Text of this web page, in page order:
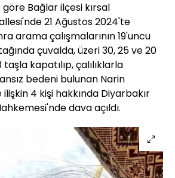
Bağlar ilçesi kırsal
21 Ağustos 2024'te
arama çalışmalarının 19'uncu
çuvalda, üzeri 30, 25 ve 20
taşla kapatılıp, çalılıklarla
bedeni bulunan Narin
4 kişi hakkında Diyarbakır
dava açıldı.